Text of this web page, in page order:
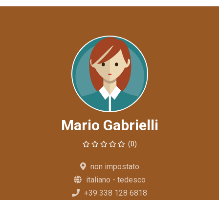
Mario Gabrielli
(0)
non impostato
italiano - tedesco
+39 338 128 6818